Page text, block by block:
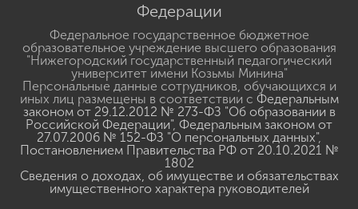
Федерации
Федеральное государственное бюджетное
образовательное учреждение высшего образования
"Нижегородский государственный педагогический
университет имени Козьмы Минина"
Персональные данные сотрудников, обучающихся и
иных лиц размещены в соответствии с Федеральным
законом от 29.12.2012 № 273-ФЗ "Об образовании в
Российской Федерации", Федеральным законом от
27.07.2006 № 152-ФЗ "О персональных данных",
Постановлением Правительства РФ от 20.10.2021 №
1802
Сведения о доходах, об имуществе и обязательствах
имущественного характера руководителей